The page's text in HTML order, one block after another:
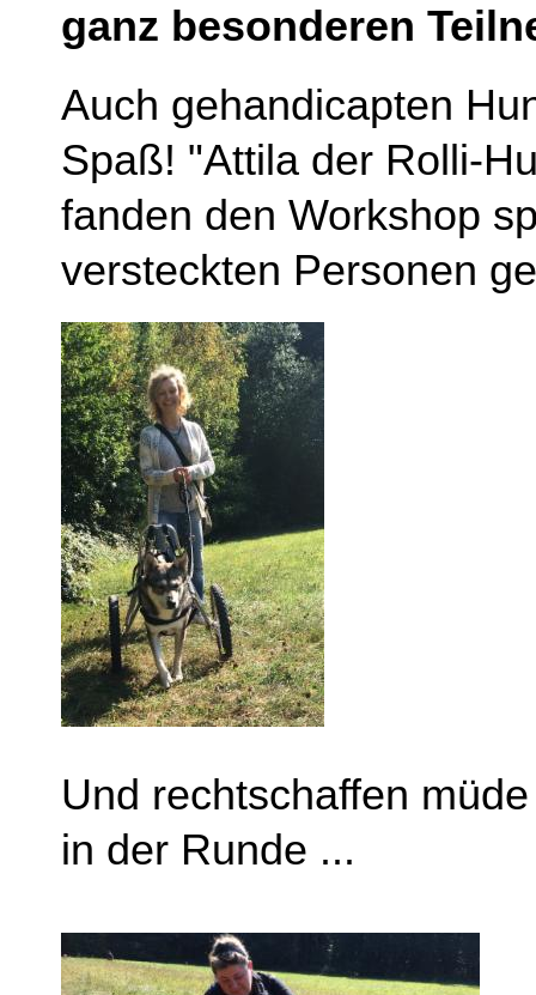
ganz besonderen
Auch gehandicapten
Spaß! "Attila der Rolli-
fanden den Workshop
versteckten Personen
Und rechtschaffen
in der Runde ...